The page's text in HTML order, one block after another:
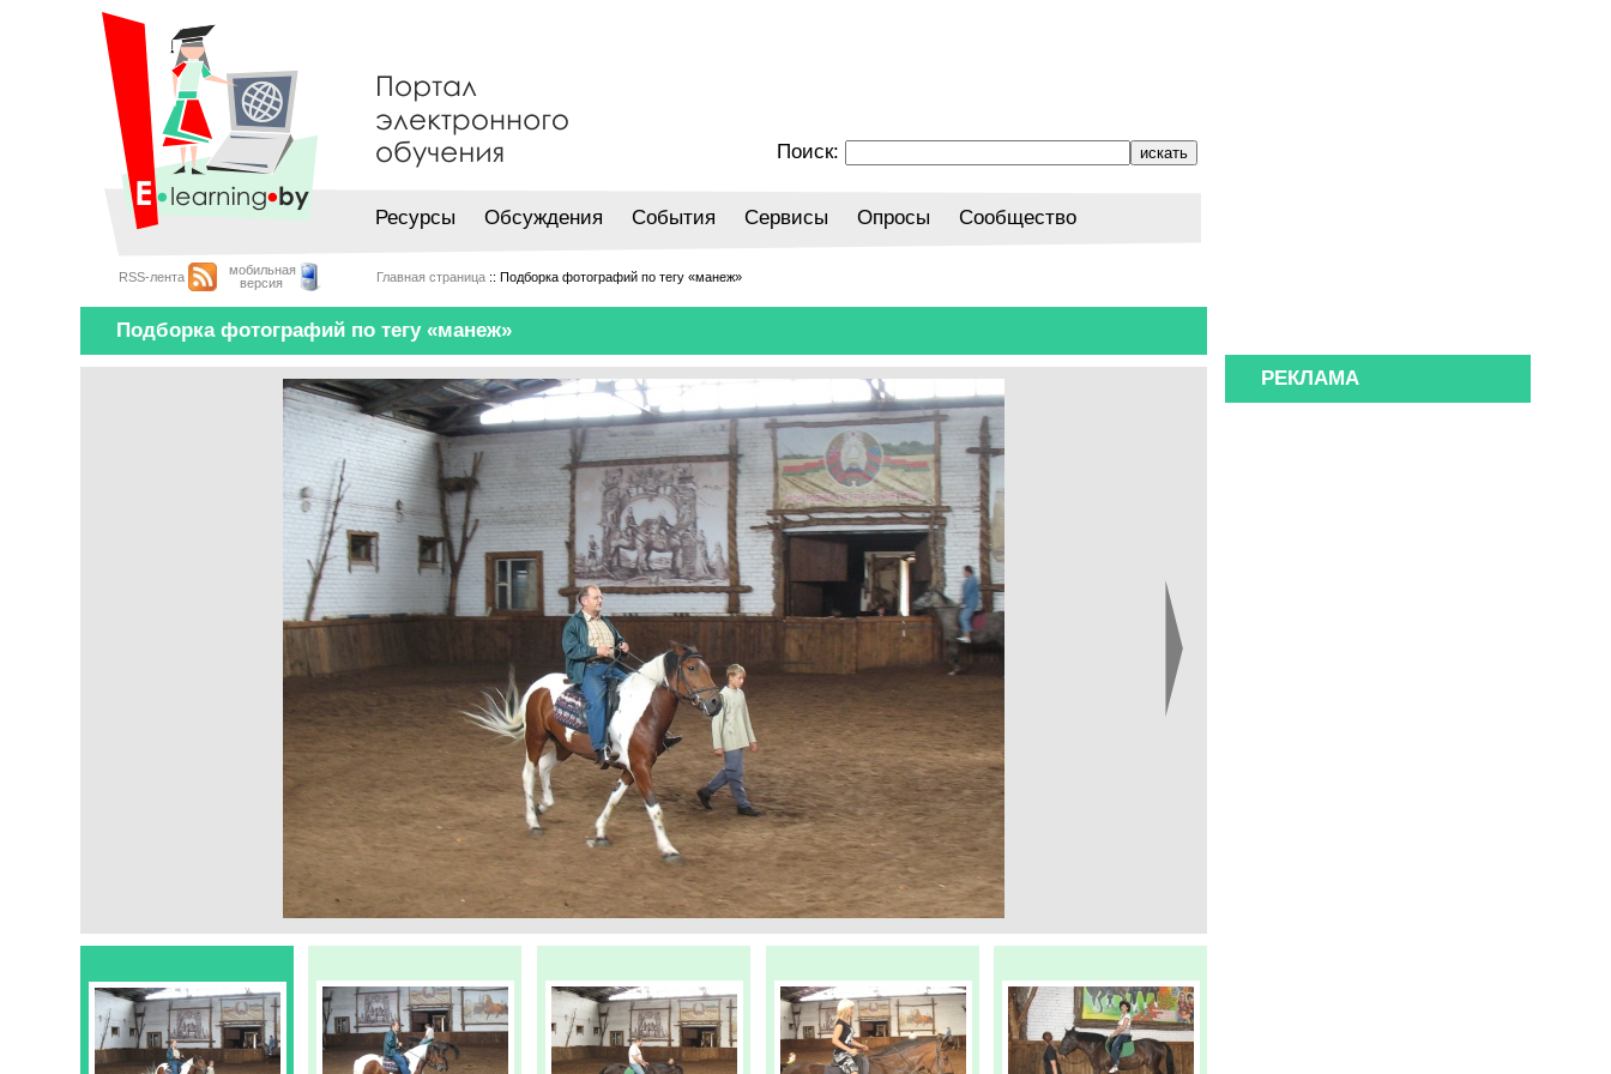
Поиск:
Ресурсы Обсуждения События Сервисы Опросы Сообщество
RSS-лента
мобильная
версия
Главная страница :: Подборка фотографий по тегу «манеж»
Подборка фотографий по тегу «манеж»
РЕКЛАМА